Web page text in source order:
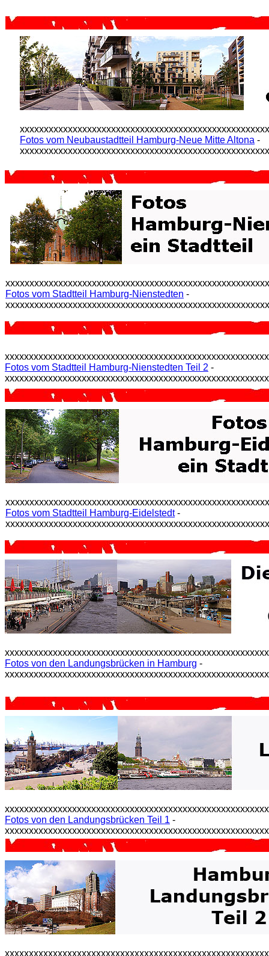
Fotos vom Neubaustadtteil Hamburg-Neue Mitte Altona -
Fotos vom Stadtteil Hamburg-Nienstedten -
Fotos vom Stadtteil Hamburg-Nienstedten Teil 2 -
Fotos vom Stadtteil Hamburg-Eidelstedt-
Fotos von den Landungsbrücken in Hamburg -
Fotos von den Landungsbrücken Teil 1 -